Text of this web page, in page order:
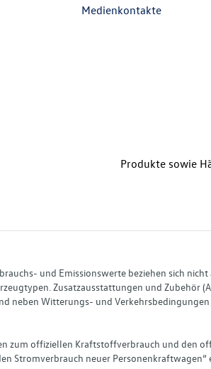
Medienkontakte
Produkte sowie
und Emissionswerte beziehen sich
Zusatzausstattungen und Zubehör
neben Witterungs- und
zum offiziellen Kraftstoffverbrauch und den
Stromverbrauch neuer